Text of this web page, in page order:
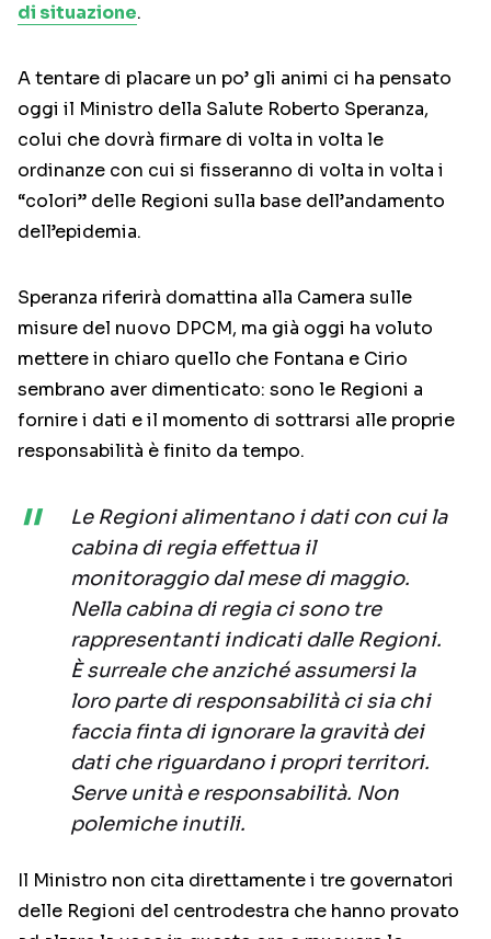
di situazione.
A tentare di placare un po’ gli animi ci ha pensato
oggi il Ministro della Salute Roberto Speranza,
colui che dovrà firmare di volta in volta le
ordinanze con cui si fisseranno di volta in volta i
“colori” delle Regioni sulla base dell’andamento
dell’epidemia.
Speranza riferirà domattina alla Camera sulle
misure del nuovo DPCM, ma già oggi ha voluto
mettere in chiaro quello che Fontana e Cirio
sembrano aver dimenticato: sono le Regioni a
fornire i dati e il momento di sottrarsi alle proprie
responsabilità è finito da tempo.
Le Regioni alimentano i dati con cui la
cabina di regia effettua il
monitoraggio dal mese di maggio.
Nella cabina di regia ci sono tre
rappresentanti indicati dalle Regioni.
È surreale che anziché assumersi la
loro parte di responsabilità ci sia chi
faccia finta di ignorare la gravità dei
dati che riguardano i propri territori.
Serve unità e responsabilità. Non
polemiche inutili.
Il Ministro non cita direttamente i tre governatori
delle Regioni del centrodestra che hanno provato